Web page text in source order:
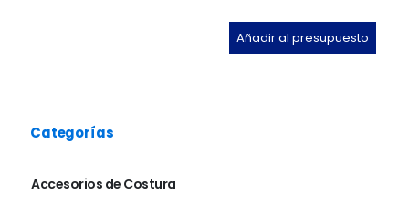
Añadir al presupuesto
Categorías
Accesorios de Costura